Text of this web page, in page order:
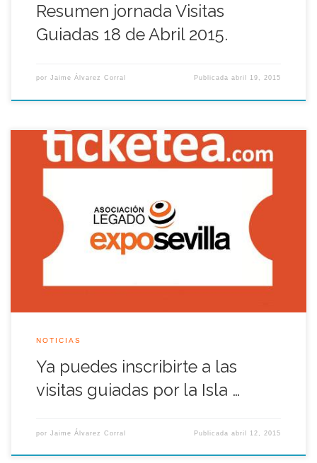
Resumen jornada Visitas
Guiadas 18 de Abril 2015.
por Jaime Álvarez Corral Publicadaabril 19, 2015
Ya puedes inscribirte a las visitas guiadas que vamos a realizar
el próximo sábado 18 de Abril por el recinto de la Isla de la
Cartuja con motivo del 23 aniversario de la inauguración de la
Muestra Universal de Sevilla 1992. Como cada año reservamos
en nuestro calendario de actividades […]
NOTICIAS
Ya puedes inscribirte a las
visitas guiadas por la Isla …
por Jaime Álvarez Corral Publicadaabril 12, 2015